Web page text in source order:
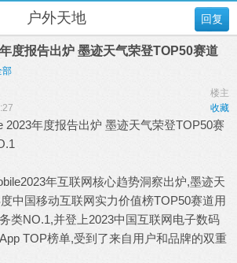
回复
户外天地
度报告出炉 墨迹天气荣登TOP50赛道
部
楼主
收藏
2023年度报告出炉 墨迹天气荣登TOP50赛
年互联网核心趋势洞察出炉,墨迹天
中国移动互联网实力价值榜TOP50赛道用
类NO.1,并登上2023中国互联网电子数码
TOP榜单,受到了来自用户和品牌的双重